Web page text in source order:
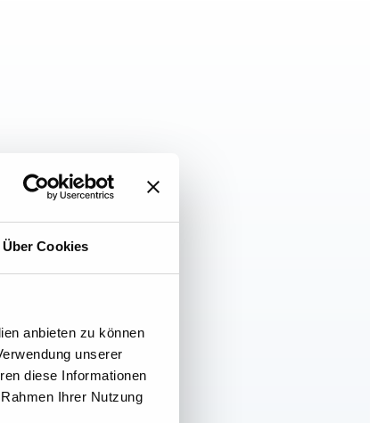
Über Cookies
anbieten zu können
unserer
diese Informationen
Ihrer Nutzung